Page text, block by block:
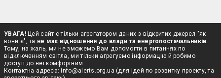
УВАГА!Цей сайт є тільки агрегатором даних з відкритих джерел "як
вони є", та не має відношення до влади та енергопостачальників.
Тому, на жаль, ми не зможемо Вам допомогти в питаннях по
відключенням світла, ми тільки агрегуємо інформацію й робимо
доступ до неї комфортним.
Контактна адреса:info@alerts.org.ua (для ідей по розвитку проекту, та